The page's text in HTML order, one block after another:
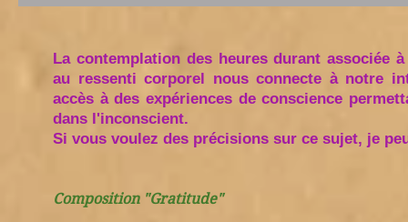
La contemplation des heures durant associée
au ressenti corporel nous connecte à notre
accès à des expériences de conscience
dans l'inconscient.
Si vous voulez des précisions sur ce sujet, je
Composition "Gratitude"